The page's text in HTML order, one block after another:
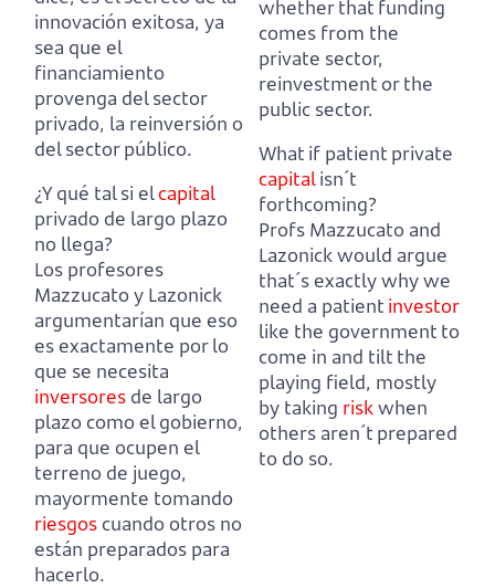
innovación exitosa, ya
sea que el
financiamiento
provenga del sector
privado, la reinversión o
del sector público.
¿Y qué tal si elcapital
privado de largo plazo
no llega?
Los profesores
Mazzucato y Lazonick
argumentarían que eso
es exactamente por lo
que se necesita
inversores de largo
plazo como el gobierno,
para que ocupen el
terreno de juego,
mayormente tomando
riesgoscuando otros no
están preparados para
hacerlo.
whether that funding
comes from the
private sector,
reinvestment or the
public sector.
What if patient private
capitalisn´t
forthcoming?
Profs Mazzucato and
Lazonick would argue
that´s exactly why we
need a patient investor
like the government to
come in and tilt the
playing field, mostly
by taking riskwhen
others aren´t prepared
to do so.